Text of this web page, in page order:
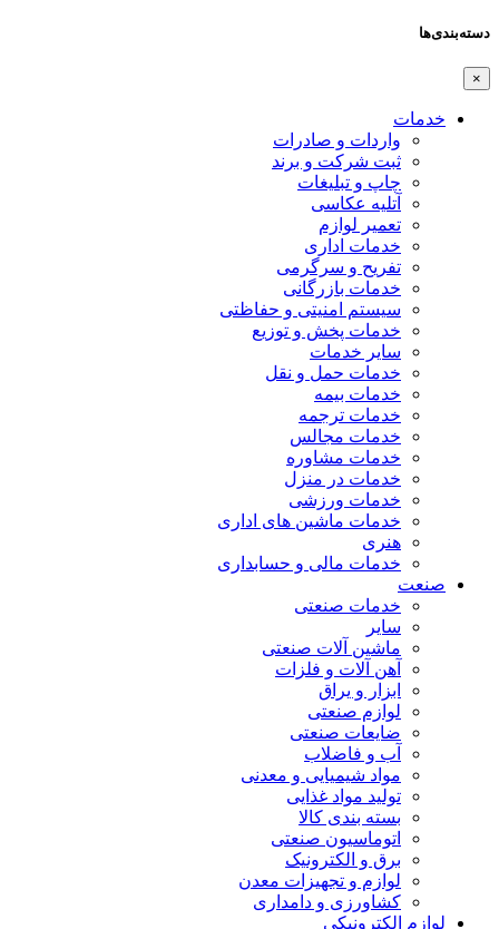
دسته‌بندی‌ها
×
خدمات
واردات و صادرات
ثبت شرکت و برند
چاپ و تبلیغات
آتلیه عکاسی
تعمیر لوازم
خدمات اداری
تفریح و سرگرمی
خدمات بازرگانی
سیستم امنیتی و حفاظتی
خدمات پخش و توزیع
سایر خدمات
خدمات حمل و نقل
خدمات بیمه
خدمات ترجمه
خدمات مجالس
خدمات مشاوره
خدمات در منزل
خدمات ورزشی
خدمات ماشین های اداری
هنری
خدمات مالی و حسابداری
صنعت
خدمات صنعتی
سایر
ماشین آلات صنعتی
آهن آلات و فلزات
ابزار و یراق
لوازم صنعتی
ضایعات صنعتی
آب و فاضلاب
مواد شیمیایی و معدنی
تولید مواد غذایی
بسته بندی کالا
اتوماسیون صنعتی
برق و الکترونیک
لوازم و تجهیزات معدن
کشاورزی و دامداری
لوازم الکترونیکی